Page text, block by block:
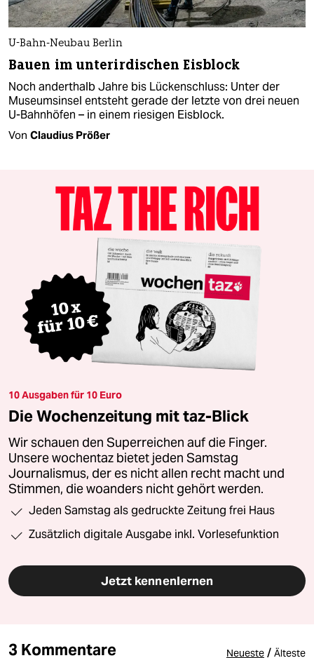
U-Bahn-Neubau Berlin
Bauen im unterirdischen Eisblock
Noch anderthalb Jahre bis Lückenschluss: Unter der
Museumsinsel entsteht gerade der letzte von drei neuen
U-Bahnhöfen – in einem riesigen Eisblock.
Von Claudius Prößer
10 Ausgaben für 10 Euro
Die Wochenzeitung mit taz-Blick
Wir schauen den Superreichen auf die Finger.
Unsere wochentaz bietet jeden Samstag
Journalismus, der es nicht allen recht macht und
Stimmen, die woanders nicht gehört werden.
Jeden Samstag als gedruckte Zeitung frei Haus
Zusätzlich digitale Ausgabe inkl. Vorlesefunktion
Jetzt kennenlernen
3 Kommentare Neueste / Älteste